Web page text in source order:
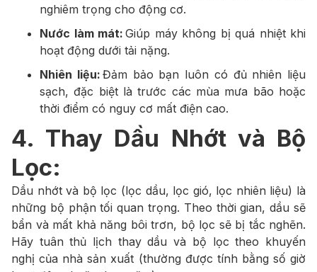
nghiêm trọng cho động cơ.
Nước làm mát: Giúp máy không bị quá nhiệt khi
hoạt động dưới tải nặng.
Nhiên liệu: Đảm bảo bạn luôn có đủ nhiên liệu
sạch, đặc biệt là trước các mùa mưa bão hoặc
thời điểm có nguy cơ mất điện cao.
4. Thay Dầu Nhớt và Bộ
Lọc:
Dầu nhớt và bộ lọc (lọc dầu, lọc gió, lọc nhiên liệu) là
những bộ phận tối quan trọng. Theo thời gian, dầu sẽ
bẩn và mất khả năng bôi trơn, bộ lọc sẽ bị tắc nghẽn.
Hãy tuân thủ lịch thay dầu và bộ lọc theo khuyến
nghị của nhà sản xuất (thường được tính bằng số giờ